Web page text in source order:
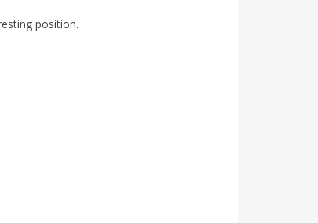
position.